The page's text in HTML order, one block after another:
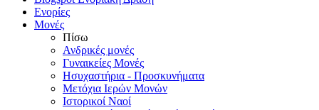
Ενορίες
Μονές
Πίσω
Ανδρικές μονές
Γυναικείες Μονές
Ησυχαστήρια - Προσκυνήματα
Μετόχια Ιερών Μονών
Ιστορικοί Ναοί